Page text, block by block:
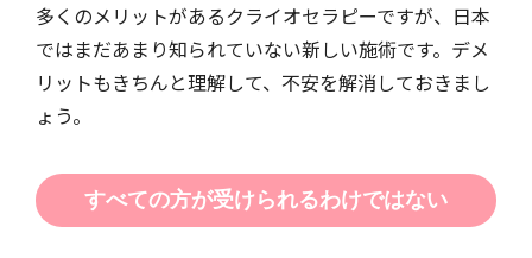
多くのメリットがあるクライオセラピーですが、日本
ではまだあまり知られていない新しい施術です。デメ
リットもきちんと理解して、不安を解消しておきまし
ょう。
すべての方が受けられるわけではない